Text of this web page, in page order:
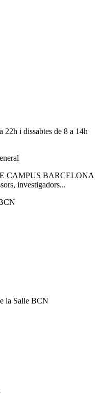
22h i dissabtes de 8 a 14h
CAMPUS BARCELONA
investigadors...
la Salle BCN